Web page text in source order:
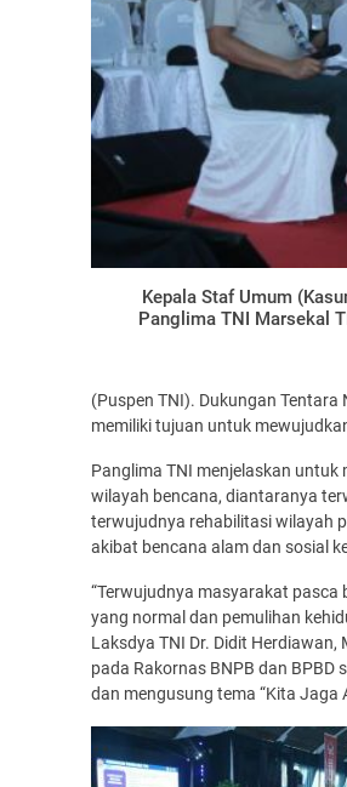
Kepala Staf Umum
Panglima TNI Marsekal
(Puspen TNI). Dukungan
memiliki tujuan untuk
Panglima TNI menjelaskan
wilayah bencana, diantaranya
terwujudnya rehabilitasi wilayah
akibat bencana alam dan sosial
“Terwujudnya masyarakat
yang normal dan pemulihan
Laksdya TNI Dr. Didit Herdiawan,
pada Rakornas BNPB dan BPBD
dan mengusung tema “Kita Jaga